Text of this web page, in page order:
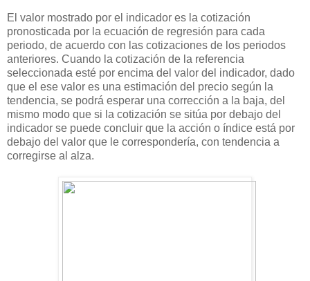
El valor mostrado por el indicador es la cotización
pronosticada por la ecuación de regresión para cada
periodo, de acuerdo con las cotizaciones de los periodos
anteriores. Cuando la cotización de la referencia
seleccionada esté por encima del valor del indicador, dado
que el ese valor es una estimación del precio según la
tendencia, se podrá esperar una corrección a la baja, del
mismo modo que si la cotización se sitúa por debajo del
indicador se puede concluir que la acción o índice está por
debajo del valor que le correspondería, con tendencia a
corregirse al alza.